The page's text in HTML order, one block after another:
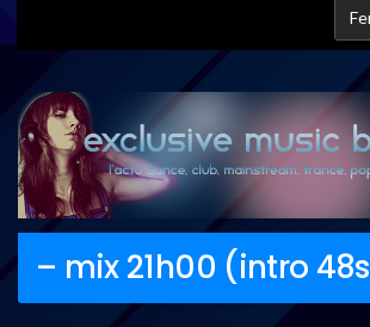
– mix 21h00 (intro